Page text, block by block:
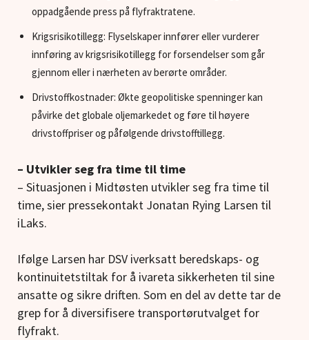
oppadgående press på flyfraktratene.
Krigsrisikotillegg: Flyselskaper innfører eller vurderer
innføring av krigsrisikotillegg for forsendelser som går
gjennom eller i nærheten av berørte områder.
Drivstoffkostnader: Økte geopolitiske spenninger kan
påvirke det globale oljemarkedet og føre til høyere
drivstoffpriser og påfølgende drivstofftillegg.
– Utvikler seg fra time til time
– Situasjonen i Midtøsten utvikler seg fra time til
time, sier pressekontakt Jonatan Rying Larsen til
iLaks.
Ifølge Larsen har DSV iverksatt beredskaps- og
kontinuitetstiltak for å ivareta sikkerheten til sine
ansatte og sikre driften. Som en del av dette tar de
grep for å diversifisere transportørutvalget for
flyfrakt.